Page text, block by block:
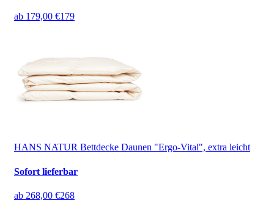
ab 179,00 €179
HANS NATUR Bettdecke Daunen "Ergo-Vital", extra leicht
Sofort lieferbar
ab 268,00 €268